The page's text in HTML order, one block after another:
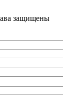
защищены